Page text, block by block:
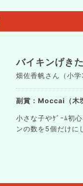
バイキンげき
畑佐香帆さん（小
副賞：Moccai（木
小さな子やｹﾞｰﾑ初
ンの数を5個だけに